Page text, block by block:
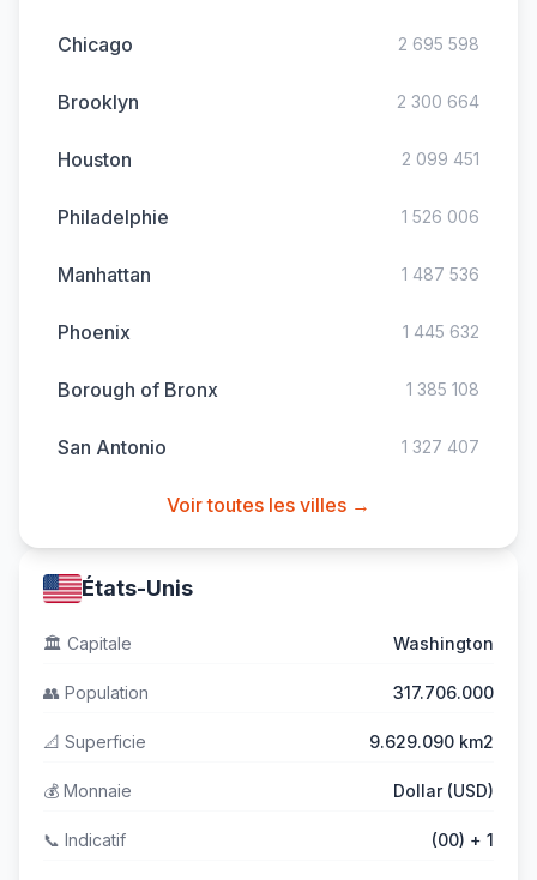
Chicago 2 695 598
Brooklyn 2 300 664
Houston 2 099 451
Philadelphie 1 526 006
Manhattan 1 487 536
Phoenix 1 445 632
Borough of Bronx 1 385 108
San Antonio 1 327 407
Voir toutes les villes →
États-Unis
🏛️ Capitale Washington
👥 Population 317.706.000
📐 Superficie 9.629.090 km2
💰 Monnaie Dollar (USD)
📞 Indicatif (00) + 1